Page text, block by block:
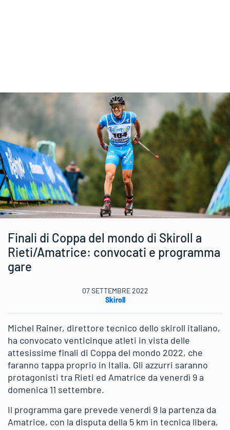
Finali di Coppa del mondo di Skiroll a
Rieti/Amatrice: convocati e programma
gare
07 SETTEMBRE 2022
Skiroll
Michel Rainer, direttore tecnico dello skiroll italiano,
ha convocato venticinque atleti in vista delle
attesissime finali di Coppa del mondo 2022, che
faranno tappa proprio in Italia. Gli azzurri saranno
protagonisti tra Rieti ed Amatrice da venerdì 9 a
domenica 11 settembre.
Il programma gare prevede venerdì 9 la partenza da
Amatrice, con la disputa della 5 km in tecnica libera,